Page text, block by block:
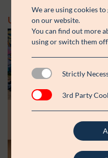
Uddelinger
10.07.26
Råt&Godts Venner skal styrke fællesskab
Modtager:
Støttebeløb i alt:
We are using cookies
on our website.
You can find out more
using or switch them
Strictly
3rd Party